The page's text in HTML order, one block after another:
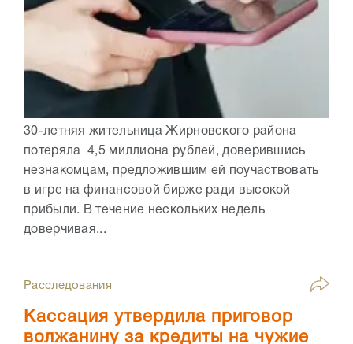
30-летняя жительница Жирновского района
потеряла 4,5 миллиона рублей, доверившись
незнакомцам, предложившим ей поучаствовать
в игре на финансовой бирже ради высокой
прибыли. В течение нескольких недель
доверчивая...
Расследования
Кассация утвердила приговор
волжанину за кредиты на чужие